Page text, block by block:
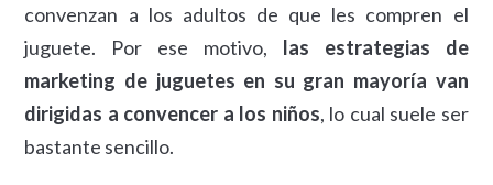
convenzan a los adultos de que les compren el
juguete. Por ese motivo, las estrategias de
marketing de juguetes en su gran mayoría van
dirigidas a convencer a los niños, lo cual suele ser
bastante sencillo.